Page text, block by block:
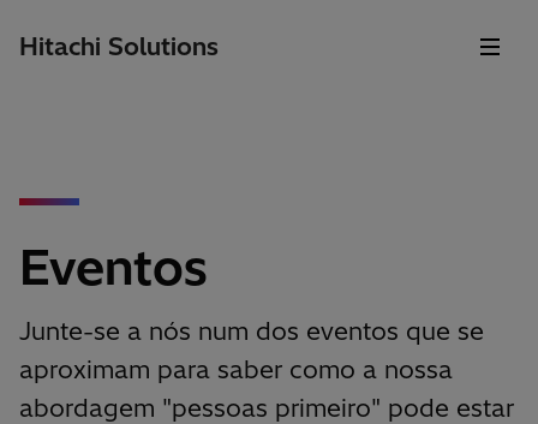
Hitachi Solutions
Eventos
Junte-se a nós num dos eventos que se
aproximam para saber como a nossa
abordagem "pessoas primeiro" pode estar